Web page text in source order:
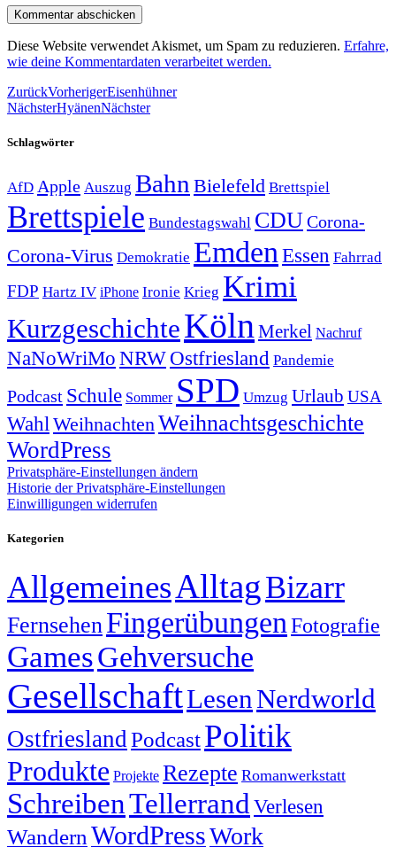
Diese Website verwendet Akismet, um Spam zu reduzieren. Erfahre,
wie deine Kommentardaten verarbeitet werden.
ZurückVorherigerEisenhühner
NächsterHyänenNächster
Schlagwörter
AfD Apple Auszug Bahn Bielefeld Brettspiel
Brettspiele Bundestagswahl CDUCorona-
Corona-Virus Demokratie Emden Essen Fahrrad
FDP Hartz IV iPhone Ironie Krieg Krimi
KurzgeschichteKölnMerkel Nachruf
NaNoWriMo NRWOstfriesland Pandemie
Podcast Schule Sommer SPD Umzug Urlaub USA
WahlWeihnachtenWeihnachtsgeschichte
WordPress
Privatsphäre-Einstellungen ändern
Historie der Privatsphäre-Einstellungen
Einwilligungen widerrufen
Kategorien
AllgemeinesAlltagBizarr
Fernsehen Fingerübungen Fotografie
GamesGehversuche
GesellschaftLesen Nerdworld
Ostfriesland PodcastPolitik
Produkte Projekte Rezepte Romanwerkstatt
SchreibenTellerrand Verlesen
Wandern WordPressWork